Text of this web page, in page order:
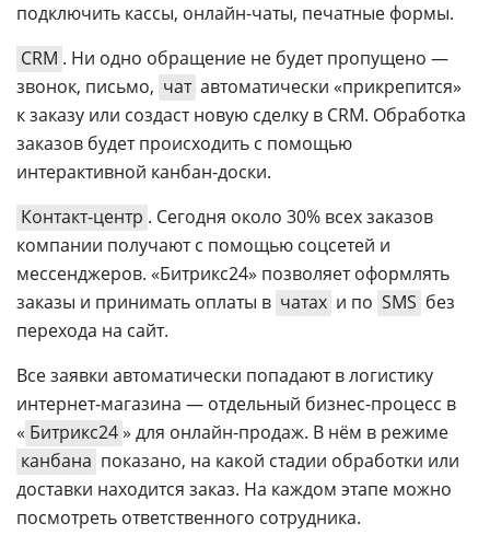
подключить кассы, онлайн-чаты, печатные формы.
CRM . Ни одно обращение не будет пропущено —
звонок, письмо, чат автоматически «прикрепится»
к заказу или создаст новую сделку в CRM. Обработка
заказов будет происходить с помощью
интерактивной канбан-доски.
Контакт-центр . Сегодня около 30% всех заказов
компании получают с помощью соцсетей и
мессенджеров. «Битрикс24» позволяет оформлять
заказы и принимать оплаты в чатах и по SMS без
перехода на сайт.
Все заявки автоматически попадают в логистику
интернет-магазина — отдельный бизнес-процесс в
« Битрикс24» для онлайн-продаж. В нём в режиме
канбана показано, на какой стадии обработки или
доставки находится заказ. На каждом этапе можно
посмотреть ответственного сотрудника.